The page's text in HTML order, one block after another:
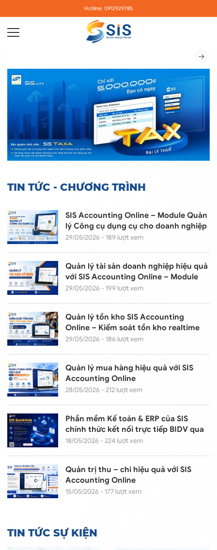
Hotline: 0912929785
TIN TỨC - CHƯƠNG TRÌNH
SIS Accounting Online – Module Quản
lý Công cụ dụng cụ cho doanh nghiệp
hiện đại
29/05/2026 - 189 lượt xem
Quản lý tài sản doanh nghiệp hiệu quả
với SIS Accounting Online – Module
Tài sản cố định
29/05/2026 - 199 lượt xem
Quản lý tồn kho SIS Accounting
Online – Kiểm soát tồn kho realtime
29/05/2026 - 186 lượt xem
Quản lý mua hàng hiệu quả với SIS
Accounting Online
28/05/2026 - 212 lượt xem
Phần mềm Kế toán & ERP của SIS
chính thức kết nối trực tiếp BIDV qua
SIS BankHub
18/05/2026 - 224 lượt xem
Quản trị thu – chi hiệu quả với SIS
Accounting Online
15/05/2026 - 177 lượt xem
TIN TỨC SỰ KIỆN